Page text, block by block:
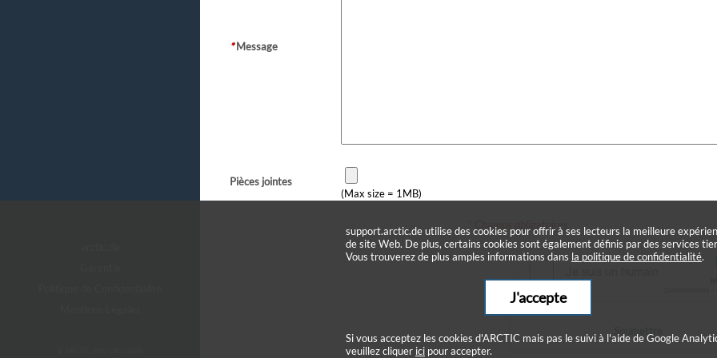
*Message
Pièces jointes
(Max size = 1MB)
* Champs obligatoires
support.arctic.de utilise des cookies pour offrir à ses lecteurs la meilleure
de site Web. De plus, certains cookies sont également définis par des services
Vous trouverez de plus amples informations dans la politique de confidentialité.
J'accepte
Si vous acceptez les cookies d'ARCTIC mais pas le suivi à l'aide de Google
veuillez cliquer ici pour accepter.